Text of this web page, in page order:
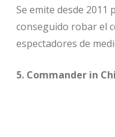
Se emite desde 2011
conseguido robar el
espectadores de
5. Commander in